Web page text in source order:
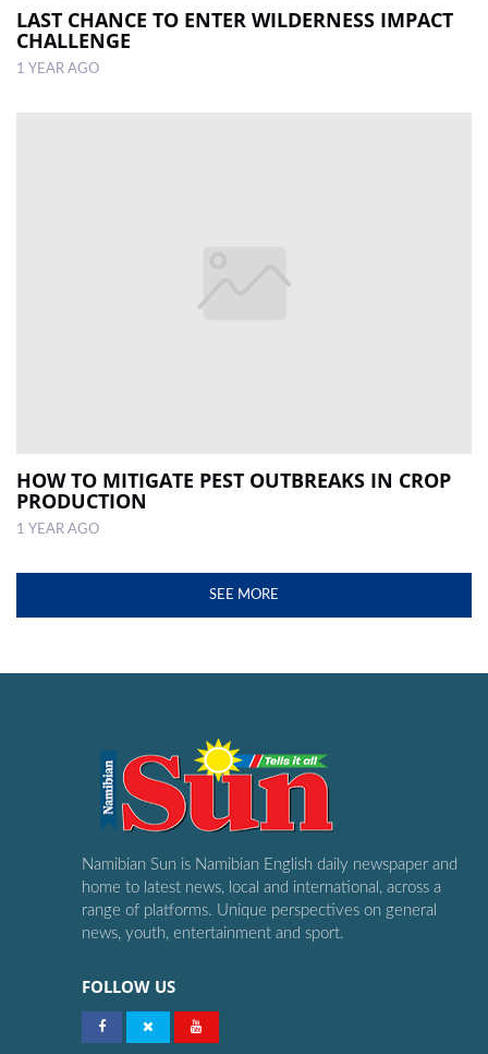
LAST CHANCE TO ENTER WILDERNESS IMPACT
CHALLENGE
1 YEAR AGO
HOW TO MITIGATE PEST OUTBREAKS IN CROP
PRODUCTION
1 YEAR AGO
SEE MORE
Namibian Sun is Namibian English daily newspaper and
home to latest news, local and international, across a
range of platforms. Unique perspectives on general
news, youth, entertainment and sport.
FOLLOW US